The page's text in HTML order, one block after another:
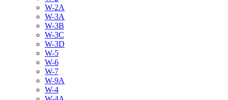
W-2A
W-3A
W-3B
W-3C
W-3D
W-5
W-6
W-7
W-9A
W-4